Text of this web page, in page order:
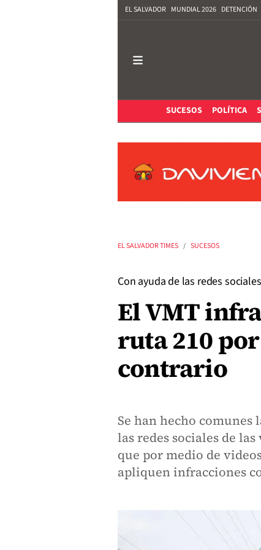
EL SALVADOR MUNDIAL 2026 DETENCIÓN
SUCESOS
POLÍTICA
EL SALVADOR TIMES SUCESOS
Con ayuda de las redes sociales
El VMT
ruta 210
contrario
Se han hecho comunes
las redes sociales de
que por medio de
apliquen infracciones